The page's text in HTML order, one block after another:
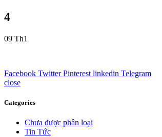
4
09 Th1
Facebook Twitter Pinterest linkedin Telegram
close
Categories
Chưa được phân loại
Tin Tức